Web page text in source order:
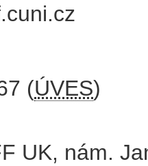
(ÚVES)
UK, nám.